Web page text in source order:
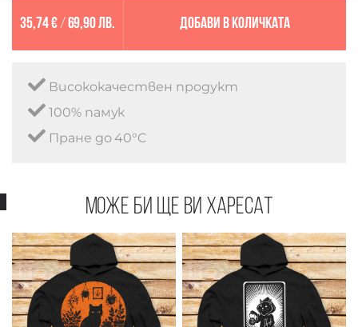
35,74 €/ 69,90 лв. Добави в количката
Висококачествен продукт
100% памук
Пране до 40°C
Може би ще ви харесат